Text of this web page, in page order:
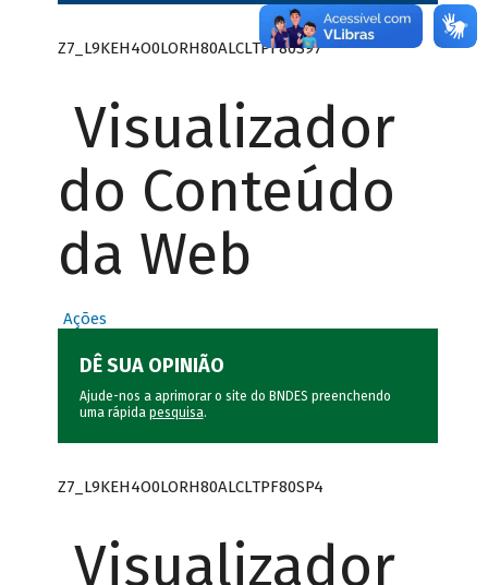
Z7_L9KEH4O0LORH80ALCLTPF80S97
Visualizador
do Conteúdo
da Web
Ações
DÊ SUA OPINIÃO
Ajude-nos a aprimorar o site do BNDES preenchendo
uma rápida pesquisa.
Z7_L9KEH4O0LORH80ALCLTPF80SP4
Visualizador